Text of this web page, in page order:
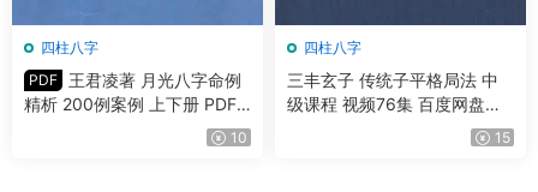
四柱八字
PDF
王君凌著 月光八字命例
精析 200例案例 上下册 PDF
10
四柱八字
三丰玄子 传统子平格局法 中
级课程 视频76集 百度网盘分
15